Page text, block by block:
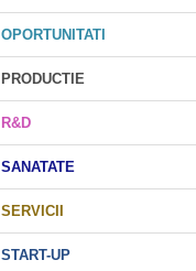
OPORTUNITATI
PRODUCTIE
R&D
SANATATE
SERVICII
START-UP